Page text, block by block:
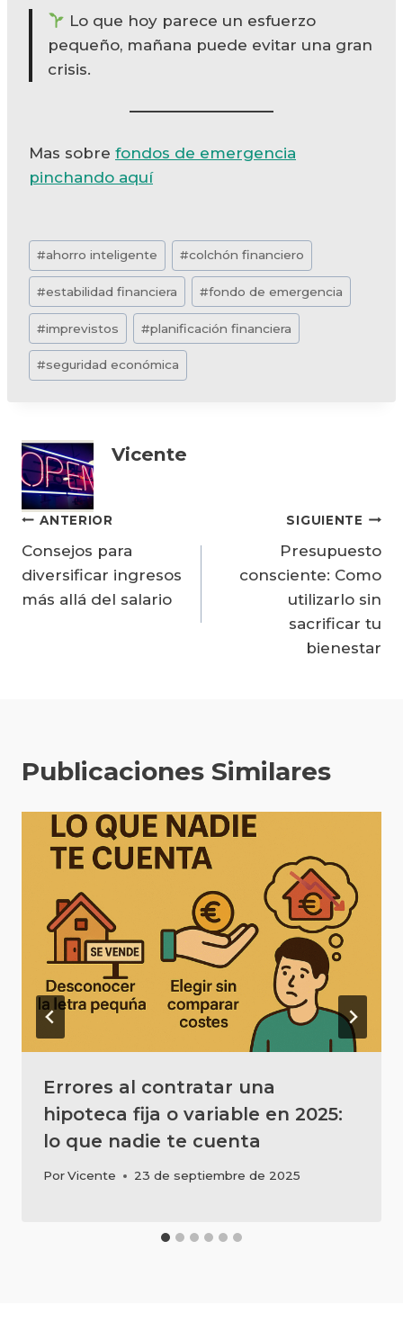
Lo que hoy parece un esfuerzo
pequeño, mañana puede evitar una gran
crisis.
Mas sobre fondos de emergencia
pinchando aquí
Etiquetas
de
la
entrada:
#ahorro inteligente #colchón financiero
#estabilidad financiera #fondo de emergencia
#imprevistos #planificación financiera
#seguridad económica
Vicente
Navegación
de
entradas
ANTERIOR
Consejos para
diversificar ingresos
más allá del salario
SIGUIENTE
Presupuesto
consciente: Como
utilizarlo sin
sacrificar tu
bienestar
Publicaciones Similares
Errores al contratar una
hipoteca fija o variable en 2025:
lo que nadie te cuenta
PorVicente 23 de septiembre de 2025